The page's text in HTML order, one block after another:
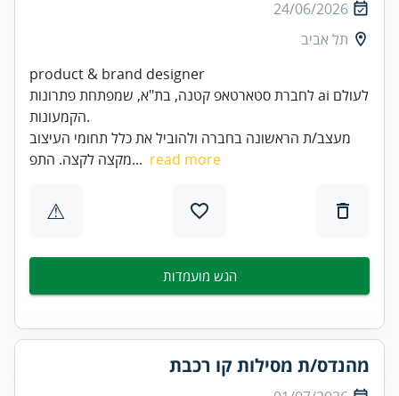
24/06/2026
תל אביב
product & brand designer
לחברת סטארטאפ קטנה, בת"א, שמפתחת פתרונות ai לעולם
הקמעונות.
מעצב/ת הראשונה בחברה ולהוביל את כלל תחומי העיצוב
מקצה לקצה. התפ... read more
⚠
הגש מועמדות
מהנדס/ת מסילות קו רכבת